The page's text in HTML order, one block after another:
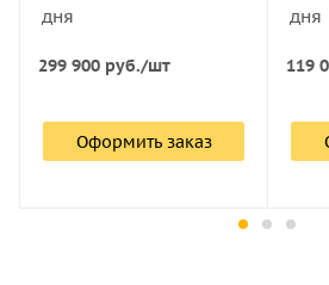
дня
299 900 руб./шт
Оформить заказ
дня
119